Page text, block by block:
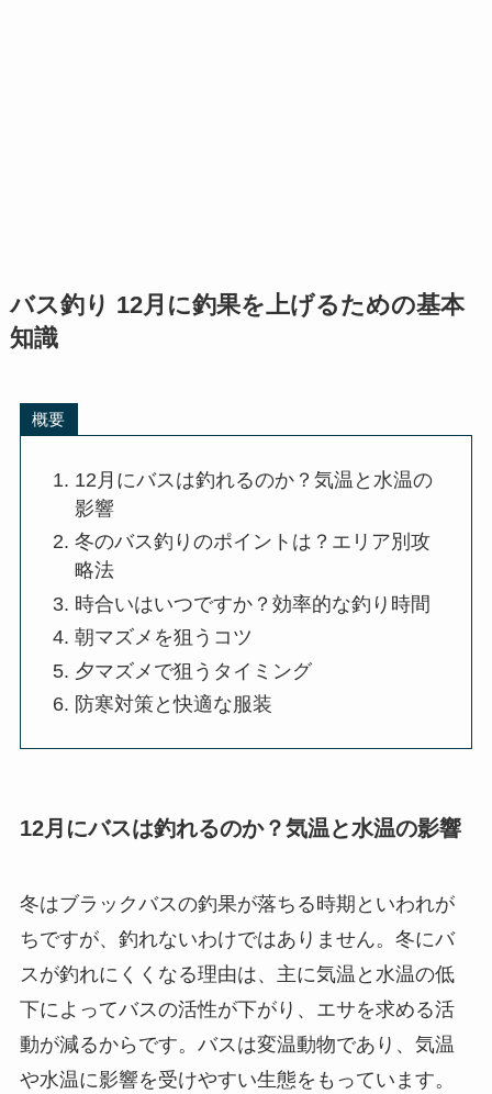
バス釣り 12月に釣果を上げるための基本
知識
概要
12月にバスは釣れるのか？気温と水温の
影響
冬のバス釣りのポイントは？エリア別攻
略法
時合いはいつですか？効率的な釣り時間
朝マズメを狙うコツ
夕マズメで狙うタイミング
防寒対策と快適な服装
12月にバスは釣れるのか？気温と水温の影響
冬はブラックバスの釣果が落ちる時期といわれが
ちですが、釣れないわけではありません。冬にバ
スが釣れにくくなる理由は、主に気温と水温の低
下によってバスの活性が下がり、エサを求める活
動が減るからです。バスは変温動物であり、気温
や水温に影響を受けやすい生態をもっています。